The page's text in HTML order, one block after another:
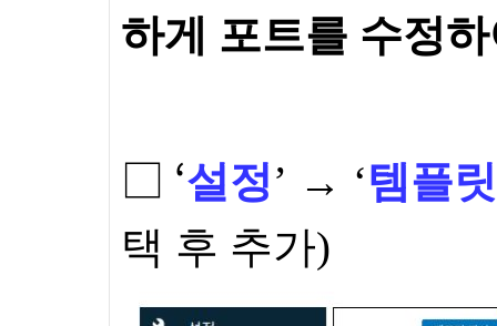
하게 포트를 수정
□ ‘설정’ → ‘템플릿
택 후 추가)